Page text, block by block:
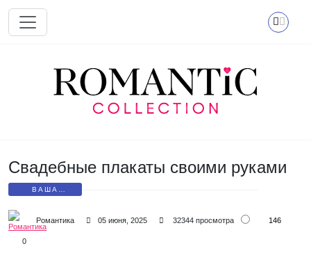
Перейти к основному содержанию
Свадебные плакаты своими руками
ВАША
Романтика 05 июня, 2025 32344 просмотра 146
0